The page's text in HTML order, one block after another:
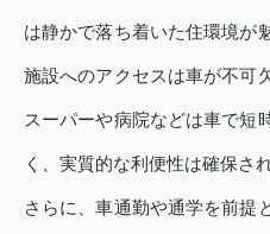
は静かで落ち着いた住環境が
施設へのアクセスは車が不可
スーパーや病院などは車で短
く、実質的な利便性は確保さ
さらに、車通勤や通学を前提